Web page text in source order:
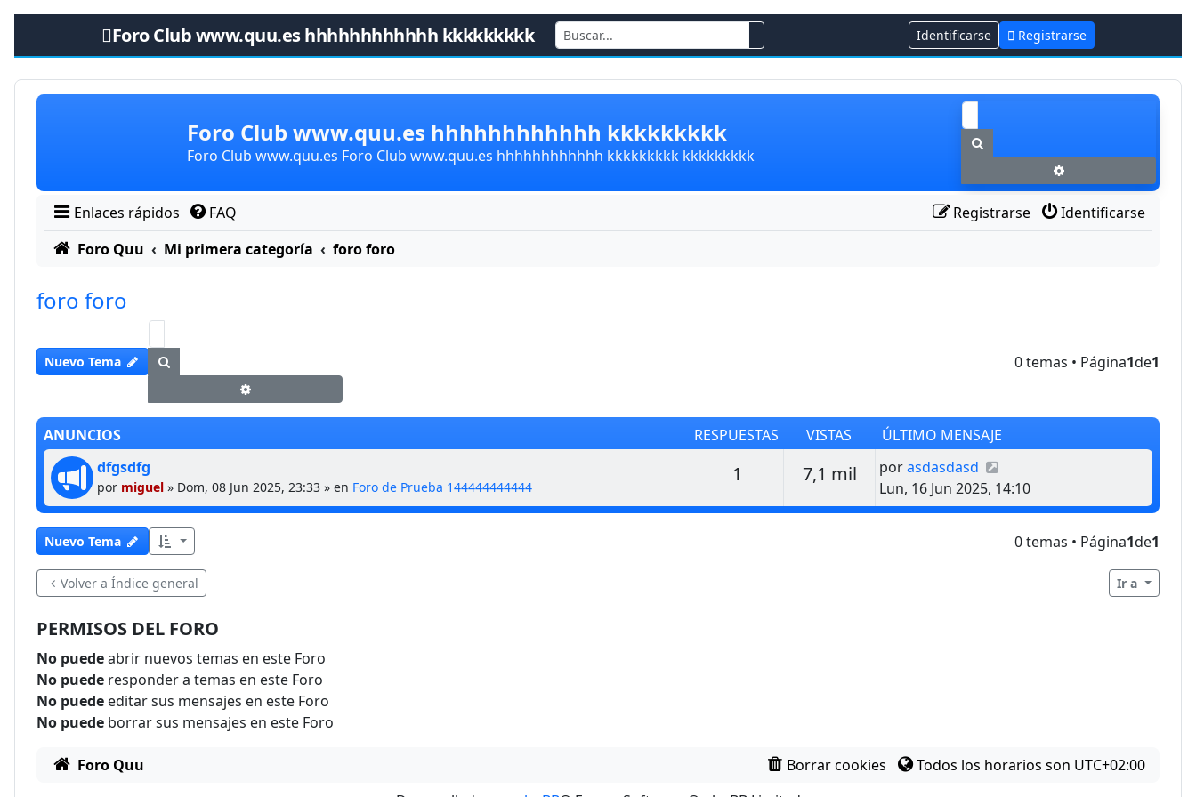
Foro Club www.quu.es hhhhhhhhhhhh kkkkkkkkk Identificarse Registrarse
Obviar
Foro Club www.quu.es hhhhhhhhhhhh kkkkkkkkk
Foro Club www.quu.es Foro Club www.quu.es hhhhhhhhhhhh kkkkkkkkk kkkkkkkkk
Enlaces rápidos FAQ Identificarse
Registrarse
Foro Quu
Mi primera categoría foro foro
foro foro
Nuevo Tema 0 temas • Página1de1
ANUNCIOS RESPUESTAS VISTAS
ÚLTIMO MENSAJE
dfgsdfg
por miguel » Dom, 08 Jun 2025, 23:33 » en Foro de Prueba 144444444444
1 Respuestas
7,1 milVistasÚltimo mensaje
porasdasdasd
Lun, 16 Jun 2025, 14:10
Nuevo Tema 0 temas • Página1de1
Volver a Índice general Ir a
PERMISOS DEL FORO
No puedeabrir nuevos temas en este Foro
No puede responder a temas en este Foro
No puede editar sus mensajes en este Foro
No puede borrar sus mensajes en este Foro
Foro Quu Borrar cookies Todos los horarios son UTC+02:00